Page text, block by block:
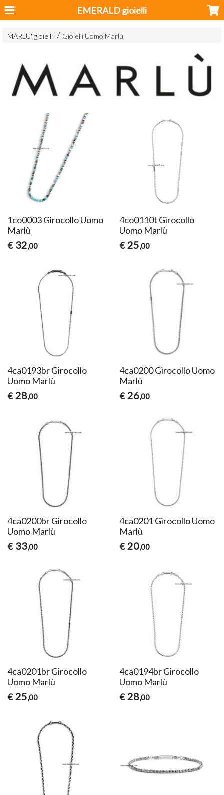
EMERALD gioielli
MARLU' gioielli Gioielli Uomo Marlù
1co0003 Girocollo Uomo
Marlù
€ 32,00
4co0110t Girocollo
Uomo Marlù
€ 25,00
4ca0193br Girocollo
Uomo Marlù
€ 28,00
4ca0200 Girocollo Uomo
Marlù
€ 26,00
4ca0200br Girocollo
Uomo Marlù
€ 33,00
4ca0201 Girocollo Uomo
Marlù
€ 20,00
4ca0201br Girocollo
Uomo Marlù
€ 25,00
4ca0194br Girocollo
Uomo Marlù
€ 28,00